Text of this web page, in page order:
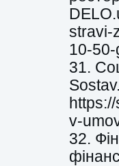
stravi-
10-
31.
v-
32.